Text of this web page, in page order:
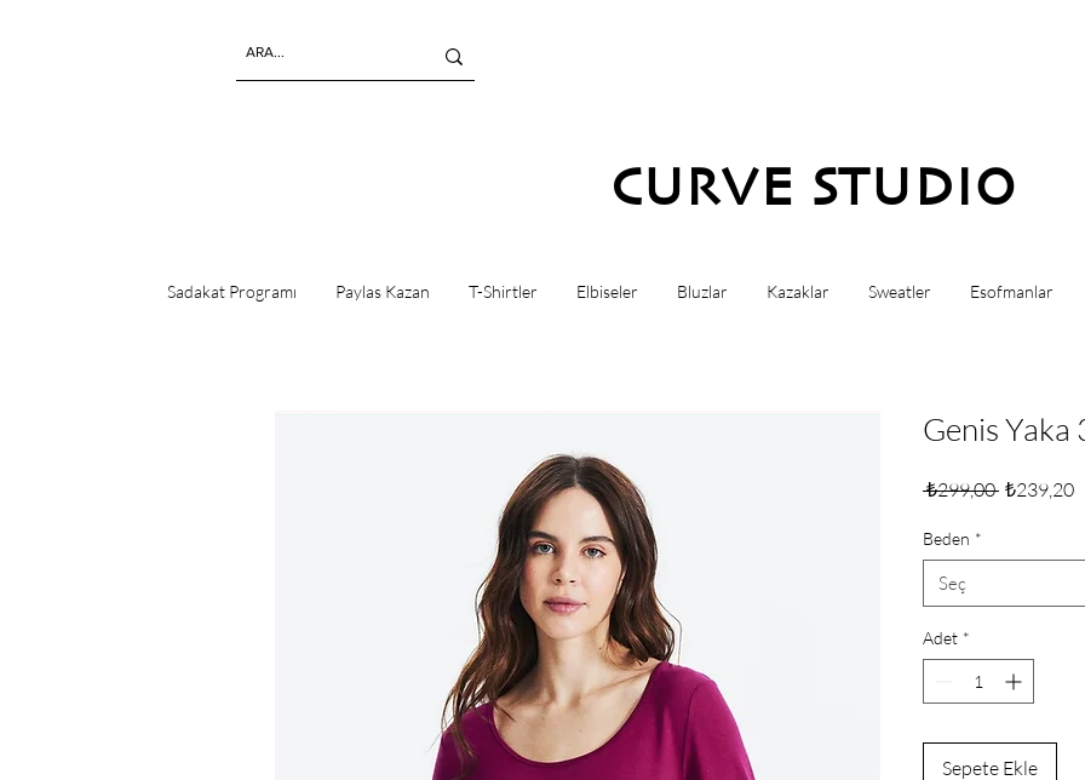
CURVE STUDIO
Sadakat Programı Paylas Kazan T-Shirtler Elbiseler Bluzlar Kazaklar Sweatler Esofmanlar
Genis
₺299,00 Normal
₺239,20
Beden *
Seç
Adet *
Sepete Ekle